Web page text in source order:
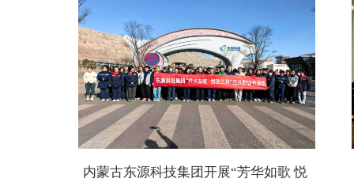
内蒙古东源科技集团开展“芳华如歌 悦